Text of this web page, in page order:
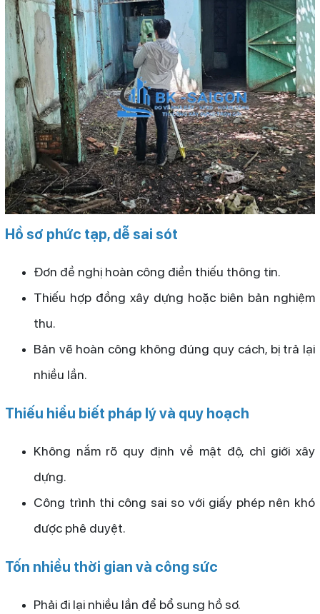
Hồ sơ phức tạp, dễ sai sót
Đơn đề nghị hoàn công điền thiếu thông tin.
Thiếu hợp đồng xây dựng hoặc biên bản nghiệm
thu.
Bản vẽ hoàn công không đúng quy cách, bị trả lại
nhiều lần.
Thiếu hiểu biết pháp lý và quy hoạch
Không nắm rõ quy định về mật độ, chỉ giới xây
dựng.
Công trình thi công sai so với giấy phép nên khó
được phê duyệt.
Tốn nhiều thời gian và công sức
Phải đi lại nhiều lần để bổ sung hồ sơ.